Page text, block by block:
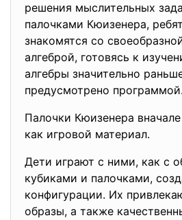
решения мыслительных
палочками Кюизенера,
знакомятся со
алгеброй, готовясь к
алгебры значительно
предусмотрено программой.
Палочки Кюизенера
как игровой материал.
Дети играют с ними, как с
кубиками и палочками,
конфигурации. Их
образы, а также